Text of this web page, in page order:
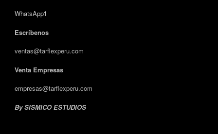
WhatsApp1
Escríbenos
ventas@tarflexperu.com
Venta Empresas
empresas@tarflexperu.com
By SISMICO ESTUDIOS